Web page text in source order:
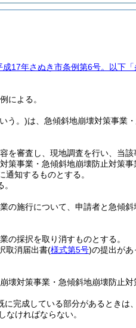
成17年さぬき市条例第6号。以下
による。
う。)は、急傾斜地崩壊対策事業
を審査し、現地調査を行い、当
策事業・急傾斜地崩壊防止対策
通知するものとする。
の施行について、申請者と急傾
の採択を取り消すものとする。
取消届出書(様式第5号)の提出があ
壊対策事業・急傾斜地崩壊防止
完成している部分があるときは、
なければならない。